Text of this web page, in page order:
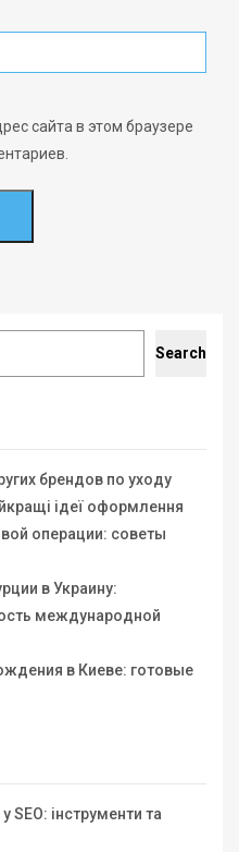
сайта в этом браузере
Search
брендов по уходу
ідеї оформлення
операции: советы
в Украину:
международной
в Киеве: готовые
SEO: інструменти та